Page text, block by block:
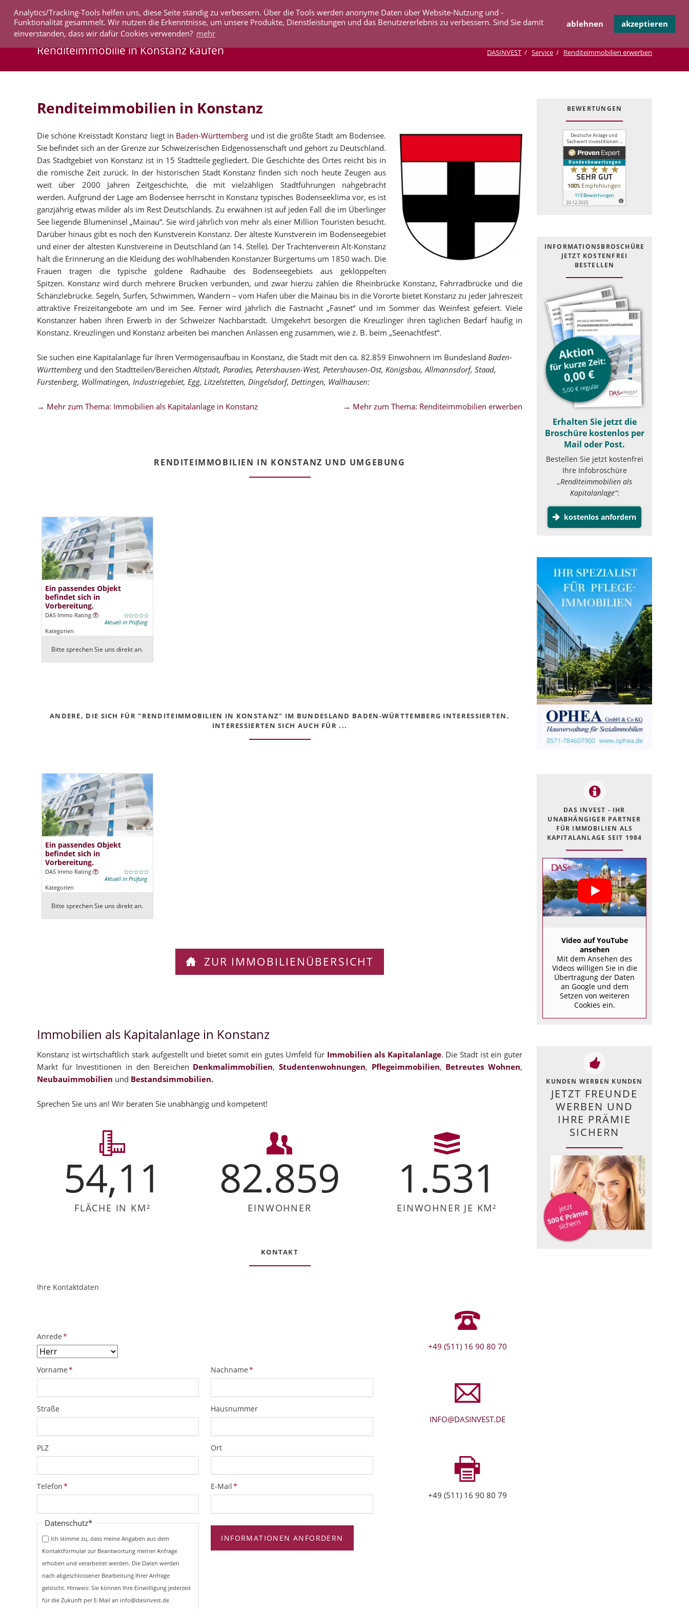
Analytics/Tracking-Tools helfen uns, diese Seite ständig zu verbessern. Über die Tools werden anonyme Daten über Website-Nutzung und -
Funktionalität gesammelt. Wir nutzen die Erkenntnisse, um unsere Produkte, Dienstleistungen und das Benutzererlebnis zu verbessern. Sind Sie damit
einverstanden, dass wir dafür Cookies verwenden? mehr
ablehnen akzeptieren
überspringen
IMMOBILIEN AKTUELLES UNTERNEHMEN SERVICE KOOPERATION KONTAKT
Renditeimmobilie in Konstanz kaufen DASINVEST Service Renditeimmobilien erwerben
Renditeimmobilien in Konstanz
Die schöne Kreisstadt Konstanz liegt in Baden-Württemberg und ist die größte Stadt am Bodensee.
Sie befindet sich an der Grenze zur Schweizerischen Eidgenossenschaft und gehört zu Deutschland.
Das Stadtgebiet von Konstanz ist in 15 Stadtteile gegliedert. Die Geschichte des Ortes reicht bis in
die römische Zeit zurück. In der historischen Stadt Konstanz finden sich noch heute Zeugen aus
weit über 2000 Jahren Zeitgeschichte, die mit vielzähligen Stadtführungen nahgebracht
werden. Aufgrund der Lage am Bodensee herrscht in Konstanz typisches Bodenseeklima vor, es ist
ganzjährig etwas milder als im Rest Deutschlands. Zu erwähnen ist auf jeden Fall die im Überlinger
See liegende Blumeninsel „Mainau“. Sie wird jährlich von mehr als einer Million Touristen besucht.
Darüber hinaus gibt es noch den Kunstverein Konstanz. Der älteste Kunstverein im Bodenseegebiet
und einer der ältesten Kunstvereine in Deutschland (an 14. Stelle). Der Trachtenverein Alt-Konstanz
hält die Erinnerung an die Kleidung des wohlhabenden Konstanzer Bürgertums um 1850 wach. Die
Frauen tragen die typische goldene Radhaube des Bodenseegebiets aus geklöppelten
Spitzen. Konstanz wird durch mehrere Brücken verbunden, und zwar hierzu zählen die Rheinbrücke Konstanz, Fahrradbrücke und die
Schänzlebrücke. Segeln, Surfen, Schwimmen, Wandern – vom Hafen über die Mainau bis in die Vororte bietet Konstanz zu jeder Jahreszeit
attraktive Freizeitangebote am und im See. Ferner wird jährlich die Fastnacht „Fasnet“ und im Sommer das Weinfest gefeiert. Viele
Konstanzer haben ihren Erwerb in der Schweizer Nachbarstadt. Umgekehrt besorgen die Kreuzlinger ihren täglichen Bedarf häufig in
Konstanz. Kreuzlingen und Konstanz arbeiten bei manchen Anlässen eng zusammen, wie z. B. beim „Seenachtfest“.
Sie suchen eine Kapitalanlage für Ihren Vermögensaufbau in Konstanz, die Stadt mit den ca. 82.859 Einwohnern im Bundesland Baden-
Württemberg und den Stadtteilen/BereichenAltstadt, Paradies, Petershausen-West, Petershausen-Ost, Königsbau, Allmannsdorf, Staad,
Fürstenberg, Wollmatingen, Industriegebiet, Egg, Litzelstetten, Dingelsdorf, Dettingen, Wallhausen:
→ Mehr zum Thema: Immobilien als Kapitalanlage in Konstanz → Mehr zum Thema: Renditeimmobilien erwerben
RENDITEIMMOBILIEN IN KONSTANZ UND UMGEBUNG
Ein passendes Objekt
befindet sich in
Vorbereitung.
DAS Immo Rating
Aktuell in Prüfung
Kategorien
Bitte sprechen Sie uns direkt an.
ANDERE, DIE SICH FÜR "RENDITEIMMOBILIEN IN KONSTANZ" IM BUNDESLAND BADEN-WÜRTTEMBERG INTERESSIERTEN,
INTERESSIERTEN SICH AUCH FÜR ...
Ein passendes Objekt
befindet sich in
Vorbereitung.
DAS Immo Rating
Aktuell in Prüfung
Kategorien
Bitte sprechen Sie uns direkt an.
ZUR IMMOBILIENÜBERSICHT
Immobilien als Kapitalanlage in Konstanz
Konstanz ist wirtschaftlich stark aufgestellt und bietet somit ein gutes Umfeld für Immobilien als Kapitalanlage. Die Stadt ist ein guter
Markt für Investitionen in den Bereichen Denkmalimmobilien, Studentenwohnungen, Pflegeimmobilien, Betreutes Wohnen,
Neubauimmobilien und Bestandsimmobilien.
Sprechen Sie uns an! Wir beraten Sie unabhängig und kompetent!
54,11
FLÄCHE IN KM²
82.859
EINWOHNER
1.531
EINWOHNER JE KM²
KONTAKT
ObjektPlatzhalter
URL
Ihre Kontaktdaten
Pflichtfeld
Anrede*
Pflichtfeld
Vorname* Pflichtfeld
Nachname*
Straße Hausnummer
PLZ Ort
Pflichtfeld
Telefon* Pflichtfeld
E-Mail*
Pflichtfeld
Datenschutz*
Ich stimme zu, dass meine Angaben aus dem
Kontaktformular zur Beantwortung meiner Anfrage
erhoben und verarbeitet werden. Die Daten werden
nach abgeschlossener Bearbeitung Ihrer Anfrage
gelöscht. Hinweis: Sie können Ihre Einwilligung jederzeit
für die Zukunft per E-Mail an info@dasinvest.de
INFORMATIONEN ANFORDERN
+49 (511) 16 90 80 70
INFO@DASINVEST.DE
+49 (511) 16 90 80 79
BEWERTUNGEN
INFOR­MATIONS­BROSCHÜRE
JETZT KOSTEN­FREI
BESTELLEN
Erhalten Sie jetzt die
Broschüre kostenlos per
Mail oder Post.
Bestellen Sie jetzt kostenfrei
Ihre Infobroschüre
„Renditeimmobilien als
Kapitalanlage”:
kostenlos anfordern
DAS INVEST - IHR
UNABHÄNGIGER PARTNER
FÜR IMMOBILIEN ALS
KAPITALANLAGE SEIT 1984
Video auf YouTube
ansehen
Mit dem Ansehen des
Videos willigen Sie in die
Übertragung der Daten
an Google und dem
Setzen von weiteren
Cookies ein.
KUNDEN WERBEN KUNDEN
JETZT FREUNDE
WERBEN UND
IHRE PRÄMIE
SICHERN